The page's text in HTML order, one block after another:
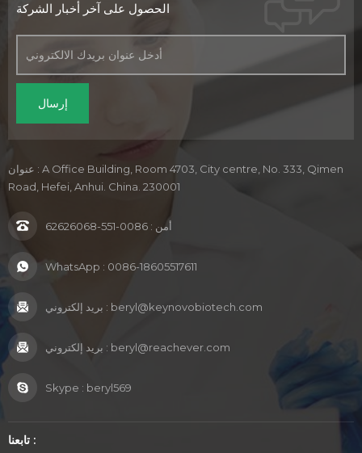
الحصول على آخر أخبار الشركة
عنوان : A Office Building, Room 4703, City centre, No. 333, Qimen
Road, Hefei, Anhui. China. 230001
أمن : 0086-551-62626068
WhatsApp : 0086-18605517611
بريد إلكتروني : beryl@keynovobiotech.com
بريد إلكتروني : beryl@reachever.com
Skype : beryl569
تابعنا :